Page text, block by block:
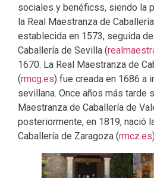
sociales y benéficss, siendo la
la Real Maestranza de
establecida en 1573, seguida
Caballería de Sevilla (
1670. La Real Maestranza de
(rmcg.es) fue creada en 1686 a
sevillana. Once años más tarde
Maestranza de Caballería de
posteriormente, en 1819, nació
Caballería de Zaragoza (rmcz.es